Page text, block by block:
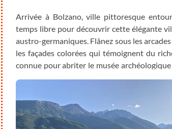
Arrivée à Bolzano, ville pittoresque
temps libre pour découvrir cette élégante
austro-germaniques. Flânez sous les
les façades colorées qui témoignent du
connue pour abriter le musée
préhistorique découverte dans les Alpes.